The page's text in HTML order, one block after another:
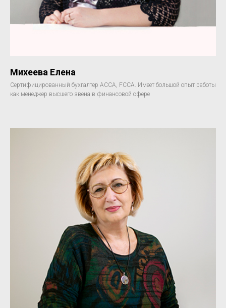
Михеева Елена
Сертифицированный бухгалтер АССА, FCCA. Имеет большой опыт работы
как менеджер высшего звена в финансовой сфере